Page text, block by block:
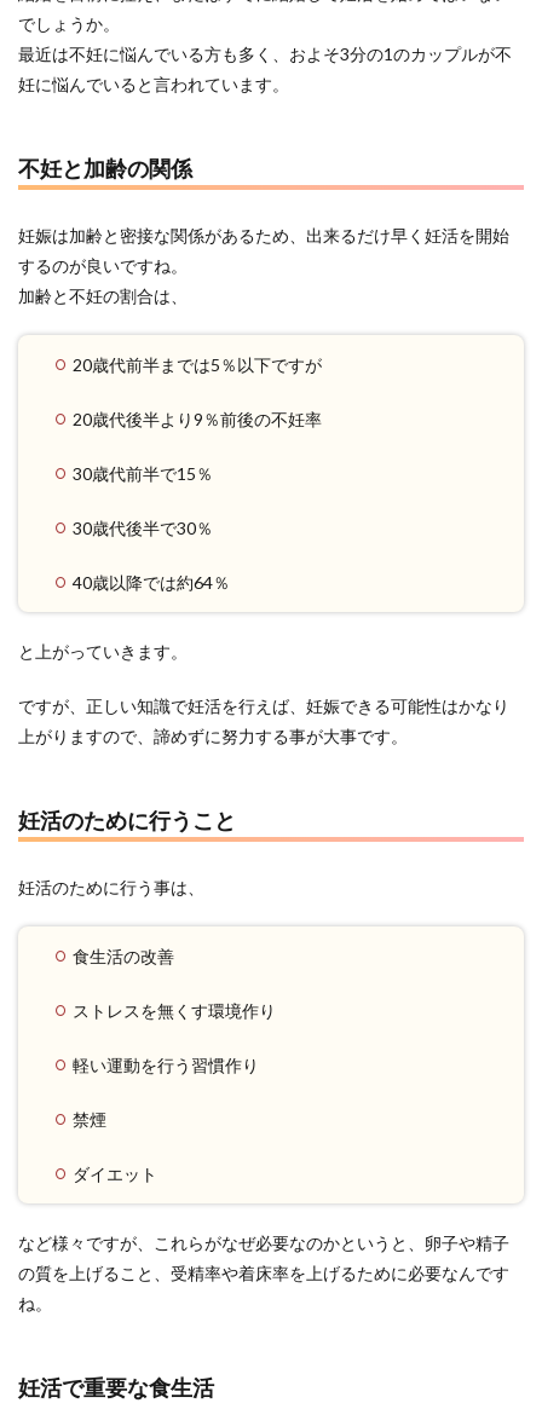
でしょうか。
最近は不妊に悩んでいる方も多く、およそ3分の1のカップルが不
妊に悩んでいると言われています。
不妊と加齢の関係
妊娠は加齢と密接な関係があるため、出来るだけ早く妊活を開始
するのが良いですね。
加齢と不妊の割合は、
20歳代前半までは5％以下ですが
20歳代後半より9％前後の不妊率
30歳代前半で15％
30歳代後半で30％
40歳以降では約64％
と上がっていきます。
ですが、正しい知識で妊活を行えば、妊娠できる可能性はかなり
上がりますので、諦めずに努力する事が大事です。
妊活のために行うこと
妊活のために行う事は、
食生活の改善
ストレスを無くす環境作り
軽い運動を行う習慣作り
禁煙
ダイエット
など様々ですが、これらがなぜ必要なのかというと、卵子や精子
の質を上げること、受精率や着床率を上げるために必要なんです
ね。
妊活で重要な食生活